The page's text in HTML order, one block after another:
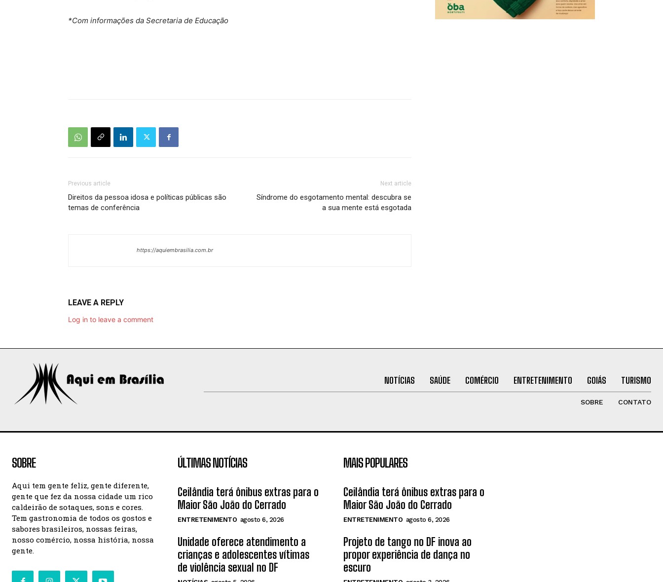
*Com informações da Secretaria de Educação
Previous article
Direitos da pessoa idosa e políticas públicas são
temas de conferência
Next article
Síndrome do esgotamento mental: descubra se
a sua mente está esgotada
https://aquiembrasilia.com.br
LEAVE A REPLY
Log in to leave a comment
NOTÍCIAS SAÚDE COMÉRCIO ENTRETENIMENTO GOIÁS TURISMO
SOBRE CONTATO
SOBRE
Aqui tem gente feliz, gente diferente,
gente que fez da nossa cidade um rico
caldeirão de sotaques, sons e cores.
Tem gastronomia de todos os gostos e
sabores brasileiros, nossas feiras,
nosso comércio, nossa história, nossa
gente.
ÚLTIMAS NOTÍCIAS
Ceilândia terá ônibus extras para o
Maior São João do Cerrado
ENTRETENIMENTO agosto 6, 2026
Unidade oferece atendimento a
crianças e adolescentes vítimas
de violência sexual no DF
MAIS POPULARES
Ceilândia terá ônibus extras para o
Maior São João do Cerrado
ENTRETENIMENTO agosto 6, 2026
Projeto de tango no DF inova ao
propor experiência de dança no
escuro